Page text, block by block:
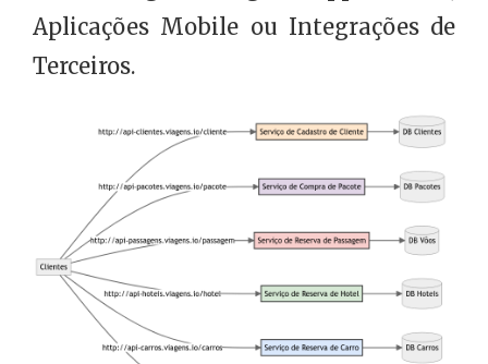
Aplicações Mobile ou Integrações de
Terceiros.